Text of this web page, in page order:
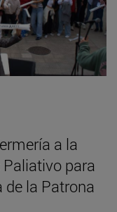
a la
para
de la Patrona